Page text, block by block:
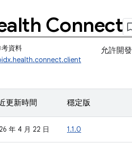
Connect
考資料
允許開
更新時間 穩定版
年 4 月 22 日 1.1.0